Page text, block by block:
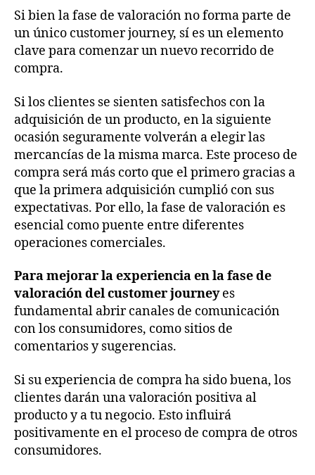
Si bien la fase de valoración no forma parte de
un único customer journey, sí es un elemento
clave para comenzar un nuevo recorrido de
compra.
Si los clientes se sienten satisfechos con la
adquisición de un producto, en la siguiente
ocasión seguramente volverán a elegir las
mercancías de la misma marca. Este proceso de
compra será más corto que el primero gracias a
que la primera adquisición cumplió con sus
expectativas. Por ello, la fase de valoración es
esencial como puente entre diferentes
operaciones comerciales.
Para mejorar la experiencia en la fase de
valoración del customer journeyes
fundamental abrir canales de comunicación
con los consumidores, como sitios de
comentarios y sugerencias.
Si su experiencia de compra ha sido buena, los
clientes darán una valoración positiva al
producto y a tu negocio. Esto influirá
positivamente en el proceso de compra de otros
consumidores.